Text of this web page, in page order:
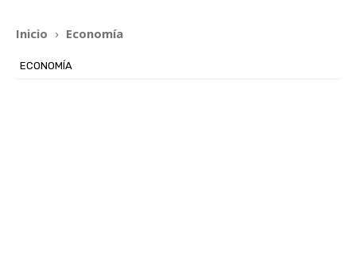
Inicio Economía
ECONOMÍA